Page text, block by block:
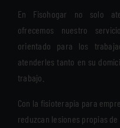
En Fisohogar no solo
ofrecemos nuestro
orientado para los
atenderles tanto en su
trabajo.
Con la fisioterapia para
reduzcan lesiones propias